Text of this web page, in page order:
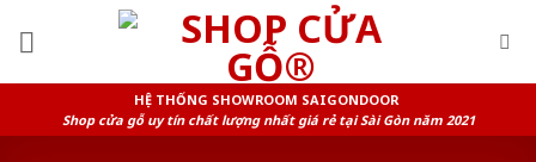
HỆ THỐNG SHOWROOM SAIGONDOOR
Shop cửa gỗ uy tín chất lượng nhất giá rẻ tại Sài Gòn năm 2021